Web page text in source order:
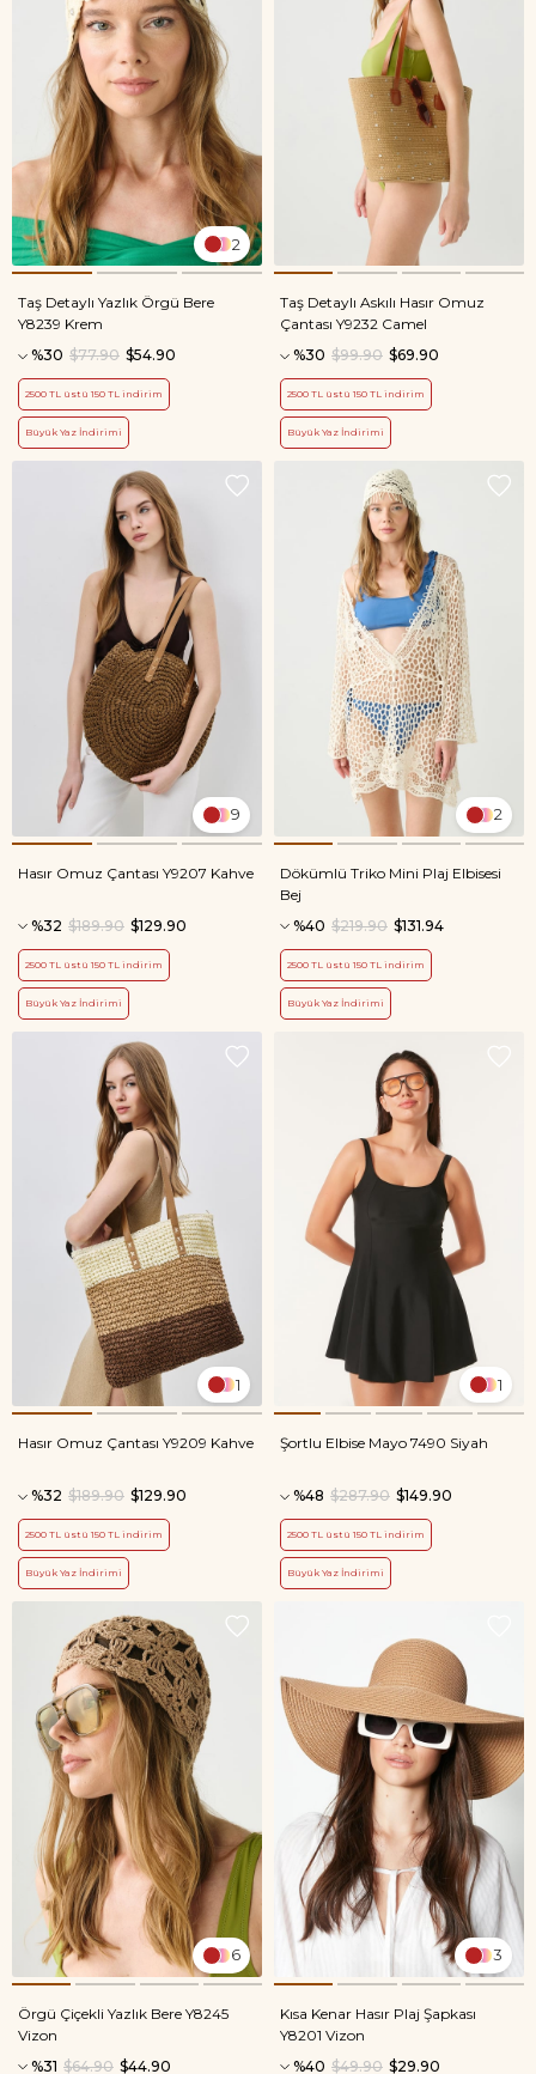
2
Taş Detaylı Yazlık Örgü Bere
Y8239 Krem
%30
$54.90
$77.90
2500 TL üstü 150 TL indirim
Büyük Yaz İndirimi
Taş Detaylı Askılı Hasır Omuz
Çantası Y9232 Camel
%30
$69.90
$99.90
2500 TL üstü 150 TL indirim
Büyük Yaz İndirimi
9
Hasır Omuz Çantası Y9207 Kahve
%32 $129.90
$189.90
2500 TL üstü 150 TL indirim
Büyük Yaz İndirimi
2
Dökümlü Triko Mini Plaj Elbisesi
Bej
%40
$131.94
$219.90
2500 TL üstü 150 TL indirim
Büyük Yaz İndirimi
1
Hasır Omuz Çantası Y9209 Kahve
%32 $129.90
$189.90
2500 TL üstü 150 TL indirim
Büyük Yaz İndirimi
1
Şortlu Elbise Mayo 7490 Siyah
%48 $149.90
$287.90
2500 TL üstü 150 TL indirim
Büyük Yaz İndirimi
6
Örgü Çiçekli Yazlık Bere Y8245
Vizon
%31
$44.90
$64.90
3
Kısa Kenar Hasır Plaj Şapkası
Y8201 Vizon
%40
$29.90
$49.90